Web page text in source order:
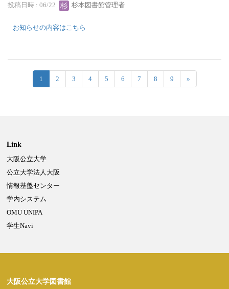
投稿日時 : 06/22 杉本図書館管理者
お知らせの内容はこちら
1 2 3 4 5 6 7 8 9 »
Link
大阪公立大学
公立大学法人大阪
情報基盤センター
学内システム
OMU UNIPA
学生Navi
大阪公立大学図書館